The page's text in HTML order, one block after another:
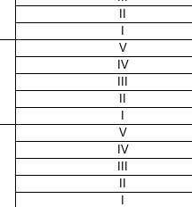
V
IV
V
IV